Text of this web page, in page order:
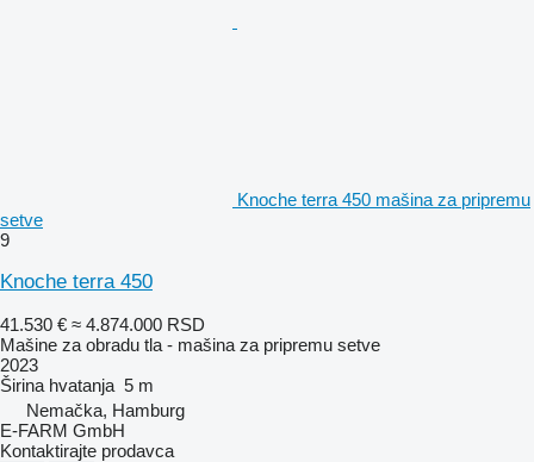
Knoche terra 450 mašina za pripremu
setve
9
Knoche terra 450
41.530 € ≈ 4.874.000 RSD
Mašine za obradu tla - mašina za pripremu setve
2023
Širina hvatanja 5 m
Nemačka, Hamburg
E-FARM GmbH
Kontaktirajte prodavca